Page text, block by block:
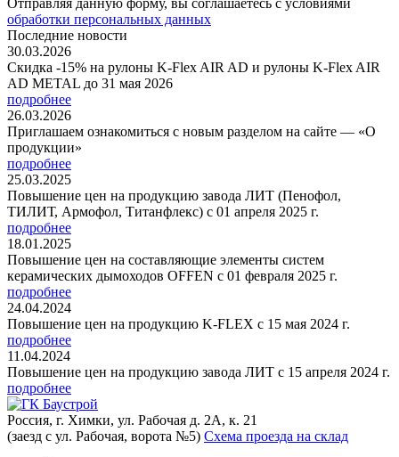
обработки персональных данных
Последние новости
30.03.2026
Скидка -15% на рулоны K-Flex AIR AD и рулоны K-Flex AIR
AD METAL до 31 мая 2026
подробнее
26.03.2026
Приглашаем ознакомиться с новым разделом на сайте — «О
продукции»
подробнее
25.03.2025
Повышение цен на продукцию завода ЛИТ (Пенофол,
ТИЛИТ, Армофол, Титанфлекс) с 01 апреля 2025 г.
подробнее
18.01.2025
Повышение цен на составляющие элементы систем
керамических дымоходов OFFEN с 01 февраля 2025 г.
подробнее
24.04.2024
Повышение цен на продукцию K-FLEX с 15 мая 2024 г.
подробнее
11.04.2024
Повышение цен на продукцию завода ЛИТ с 15 апреля 2024 г.
подробнее
Россия, г. Химки, ул. Рабочая д. 2А, к. 21
(заезд с ул. Рабочая, ворота №5) Схема проезда на склад